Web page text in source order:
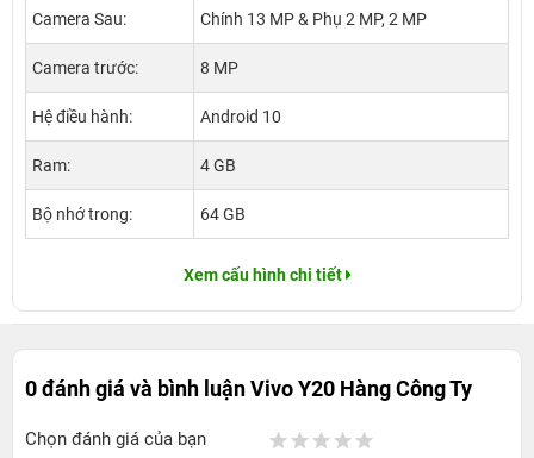
Camera Sau: Chính 13 MP & Phụ 2 MP, 2 MP
Camera trước: 8 MP
Hệ điều hành: Android 10
Ram: 4 GB
Bộ nhớ trong: 64 GB
Xem cấu hình chi tiết
0 đánh giá và bình luậnVivo Y20 Hàng Công Ty
Chọn đánh giá của bạn